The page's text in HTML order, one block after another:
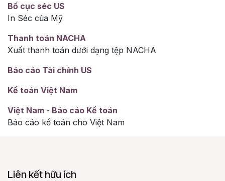
Bố cục séc US
In Séc của Mỹ
Thanh toán NACHA
Xuất thanh toán dưới dạng tệp NACHA
Báo cáo Tài chính US
Kế toán Việt Nam
Việt Nam - Báo cáo Kế toán
Báo cáo kế toán cho Việt Nam
Liên kết hữu ích